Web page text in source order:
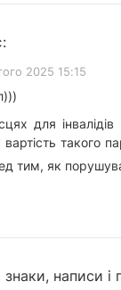
2025 15:15
для
такого
тим, як
написи